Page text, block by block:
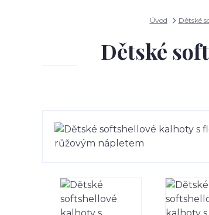
Úvod Dětské
Dětské